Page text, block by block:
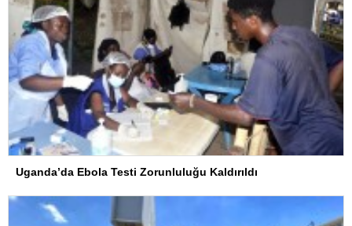
Uganda’da Ebola Testi Zorunluluğu Kaldırıldı